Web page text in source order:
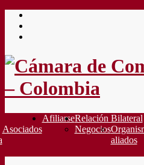
Saltar
contenido
Asociados
AfiliarseRelación Bilateral
Negocios
aliados